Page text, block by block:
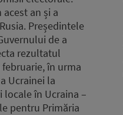
an și a
Președintele
de a
rezultatul
în urma
Ucrainei la
locale în Ucraina –
pentru Primăria